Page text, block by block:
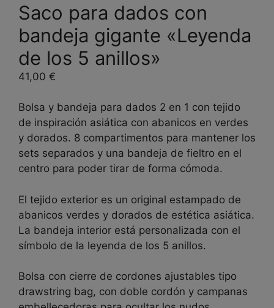
Saco para dados con
bandeja gigante «Leyenda
de los 5 anillos»
41,00 €
Bolsa y bandeja para dados 2 en 1 con tejido
de inspiración asiática con abanicos en verdes
y dorados. 8 compartimentos para mantener los
sets separados y una bandeja de fieltro en el
centro para poder tirar de forma cómoda.
El tejido exterior es un original estampado de
abanicos verdes y dorados de estética asiática.
La bandeja interior está personalizada con el
símbolo de la leyenda de los 5 anillos.
Bolsa con cierre de cordones ajustables tipo
drawstring bag, con doble cordón y campanas